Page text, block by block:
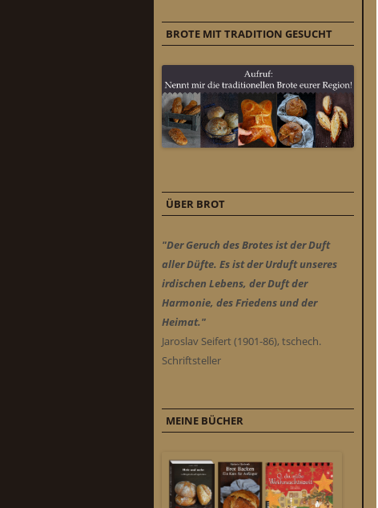
BROTE MIT TRADITION GESUCHT
ÜBER BROT
"Der Geruch des Brotes ist der Duft
aller Düfte. Es ist der Urduft unseres
irdischen Lebens, der Duft der
Harmonie, des Friedens und der
Heimat."
Jaroslav Seifert (1901-86), tschech.
Schriftsteller
MEINE BÜCHER